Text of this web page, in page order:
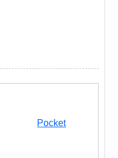
Pocket